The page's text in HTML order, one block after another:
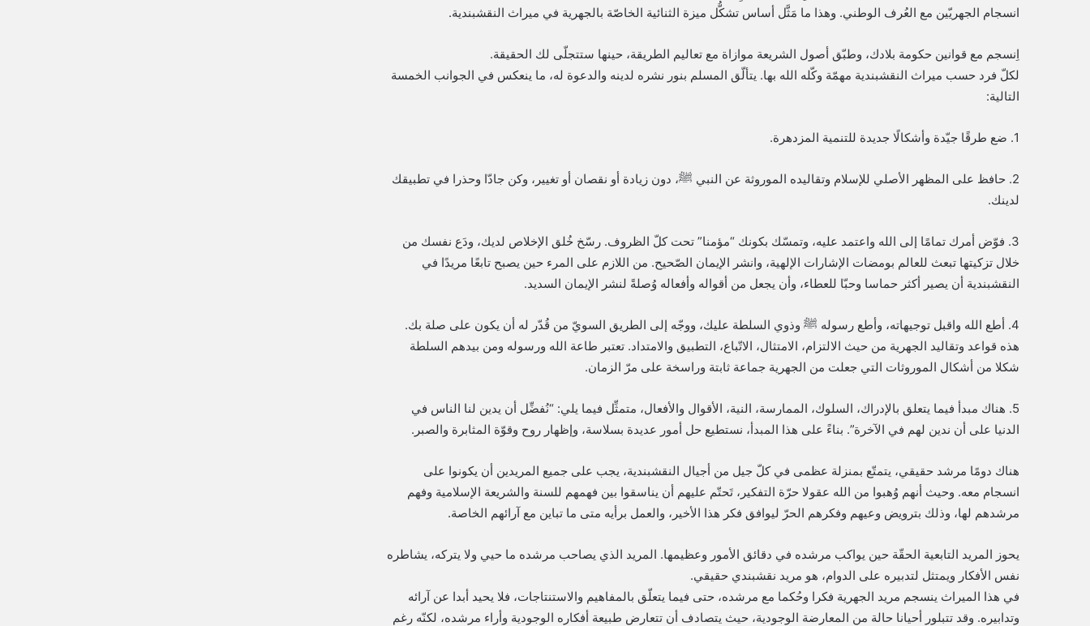
انسجام الجهريّين مع العُرف الوطني. وهذا ما مَثَّل أساس تشكُّل ميزة الثنائية الخاصّة بالجهرية في ميراث النقشبندية.
اِنسجم مع قوانين حكومة بلادك، وطبّق أصول الشريعة موازاة مع تعاليم الطريقة، حينها ستتجلّى لك الحقيقة.
لكلّ فرد حسب ميراث النقشبندية مهمّة وكّله الله بها. يتألّق المسلم بنور نشره لدينه والدعوة له، ما ينعكس في الجوانب الخمسة
التالية:
1. ضع طرقًا جيّدة وأشكالًا جديدة للتنمية المزدهرة.
2. حافظ على المظهر الأصلي للإسلام وتقاليده الموروثة عن النبي ﷺ، دون زيادة أو نقصان أو تغيير، وكن جادّا وحذرا في تطبيقك
لدينك.
3. فوّض أمرك تمامًا إلى الله واعتمد عليه، وتمسّك بكونك “مؤمنا” تحت كلّ الظروف. رسّخ خُلق الإخلاص لديك، ودَع نفسك من
خلال تزكيتها تبعث للعالم بومضات الإشارات الإلهية، وانشر الإيمان الصّحيح. من اللازم على المرء حين يصبح تابعًا مريدًا في
النقشبندية أن يصير أكثر حماسا وحبّا للعطاء، وأن يجعل من أقواله وأفعاله وُصلةً لنشر الإيمان السديد.
4. أطع الله واقبل توجيهاته، وأطع رسوله ﷺ وذوي السلطة عليك، ووجّه إلى الطريق السويّ من قُدّر له أن يكون على صلة بك.
هذه قواعد وتقاليد الجهرية من حيث الالتزام، الامتثال، الاتّباع، التطبيق والامتداد. تعتبر طاعة الله ورسوله ومن بيدهم السلطة
شكلا من أشكال الموروثات التي جعلت من الجهرية جماعة ثابتة وراسخة على مرّ الزمان.
5. هناك مبدأ فيما يتعلق بالإدراك، السلوك، الممارسة، النية، الأقوال والأفعال، متمثِّل فيما يلي: “نُفضِّل أن يدين لنا الناس في
الدنيا على أن ندين لهم في الآخرة”. بناءً على هذا المبدأ، نستطيع حل أمور عديدة بسلاسة، وإظهار روح وقوّة المثابرة والصبر.
هناك دومًا مرشد حقيقي، يتمتّع بمنزلة عظمى في كلّ جيل من أجيال النقشبندية، يجب على جميع المريدين أن يكونوا على
انسجام معه. وحيث أنهم وُهبوا من الله عقولا حرّة التفكير، تَحتّم عليهم أن يناسقوا بين فهمهم للسنة والشريعة الإسلامية وفهم
مرشدهم لها، وذلك بترويض وعيهم وفكرهم الحرّ ليوافق فكر هذا الأخير، والعمل برأيه متى ما تباين مع آرائهم الخاصة.
يحوز المريد التابعية الحقّة حين يواكب مرشده في دقائق الأمور وعظيمها. المريد الذي يصاحب مرشده ما حيي ولا يتركه، يشاطره
نفس الأفكار ويمتثل لتدبيره على الدوام، هو مريد نقشبندي حقيقي.
في هذا الميراث ينسجم مريد الجهرية فكرا وحُكما مع مرشده، حتى فيما يتعلّق بالمفاهيم والاستنتاجات، فلا يحيد أبدا عن آرائه
وتدابيره. وقد تتبلور أحيانا حالة من المعارضة الوجودية، حيث يتصادف أن تتعارض طبيعة أفكاره الوجودية وأراء مرشده، لكنّه رغم